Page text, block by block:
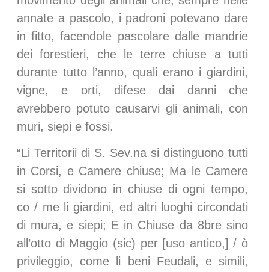
annate a pascolo, i padroni potevano dare
in fitto, facendole pascolare dalle mandrie
dei forestieri, che le terre chiuse a tutti
durante tutto l’anno, quali erano i giardini,
vigne, e orti, difese dai danni che
avrebbero potuto causarvi gli animali, con
muri, siepi e fossi.
“Li Territorii di S. Sev.na si distinguono tutti
in Corsi, e Camere chiuse; Ma le Camere
si sotto dividono in chiuse di ogni tempo,
co / me li giardini, ed altri luoghi circondati
di mura, e siepi; E in Chiuse da 8bre sino
all’otto di Maggio (sic) per [uso antico,] / ò
privileggio, come li beni Feudali, e simili,